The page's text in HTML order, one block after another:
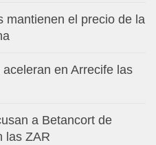
mantienen el precio de la
en Arrecife las
a Betancort de
las ZAR